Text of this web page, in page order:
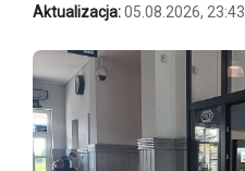
Aktualizacja:05.08.2026, 23:43